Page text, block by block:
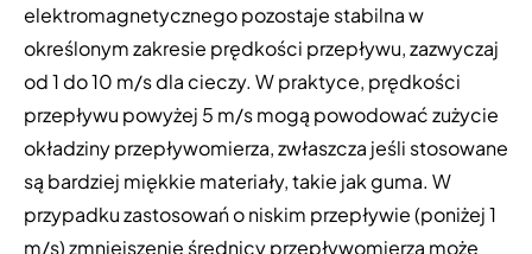
elektromagnetycznego pozostaje stabilna w
określonym zakresie prędkości przepływu, zazwyczaj
od 1 do 10 m/s dla cieczy. W praktyce, prędkości
przepływu powyżej 5 m/s mogą powodować zużycie
okładziny przepływomierza, zwłaszcza jeśli stosowane
są bardziej miękkie materiały, takie jak guma. W
przypadku zastosowań o niskim przepływie (poniżej 1
m/s) zmniejszenie średnicy przepływomierza może